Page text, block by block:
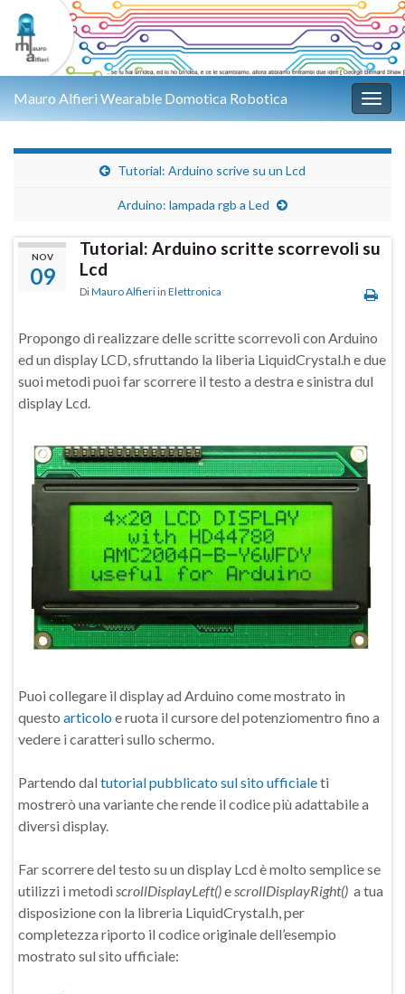
Mauro Alfieri Wearable Domotica Robotica
Tutorial: Arduino scrive su un Lcd
Arduino: lampada rgb a Led
NOV
09
Tutorial: Arduino scritte scorrevoli su
Lcd
DiMauro Alfieri in Elettronica
Propongo di realizzare delle scritte scorrevoli con Arduino
ed un display LCD, sfruttando la liberia LiquidCrystal.h e due
suoi metodi puoi far scorrere il testo a destra e sinistra dul
display Lcd.
Puoi collegare il display ad Arduino come mostrato in
questo articolo e ruota il cursore del potenziomentro fino a
vedere i caratteri sullo schermo.
Partendo dal tutorial pubblicato sul sito ufficialeti
mostrerò una variante che rende il codice più adattabile a
diversi display.
Far scorrere del testo su un display Lcd è molto semplice se
utilizzi i metodi scrollDisplayLeft()escrollDisplayRight() a tua
disposizione con la libreria LiquidCrystal.h, per
completezza riporto il codice originale dell’esempio
mostrato sul sito ufficiale: